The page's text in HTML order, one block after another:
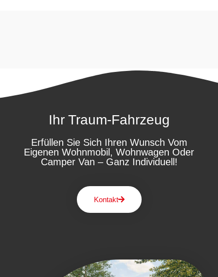
Ihr Traum-Fahrzeug
Erfüllen Sie Sich Ihren Wunsch Vom
Eigenen Wohnmobil, Wohnwagen Oder
Camper Van – Ganz Individuell!
Kontakt